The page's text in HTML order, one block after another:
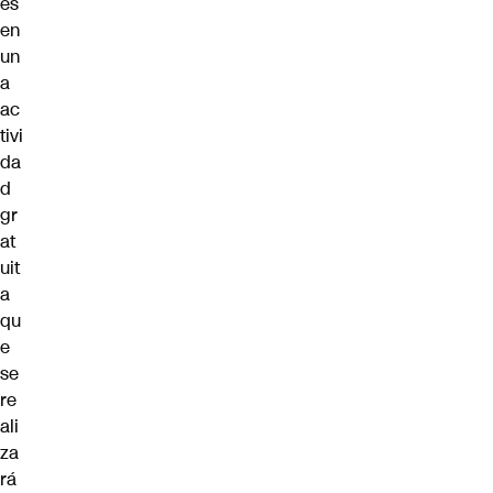
en
un
a
ac
tivi
da
d
gr
at
uit
a
qu
e
se
re
ali
za
rá